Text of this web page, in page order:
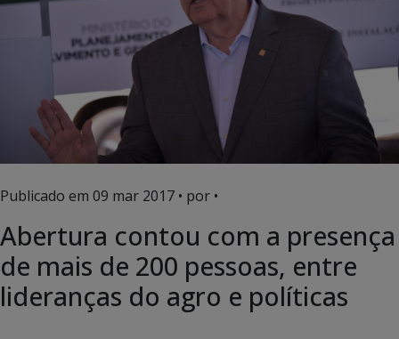
Publicado em 09 mar 2017 • por •
Abertura contou com a presença
de mais de 200 pessoas, entre
lideranças do agro e políticas